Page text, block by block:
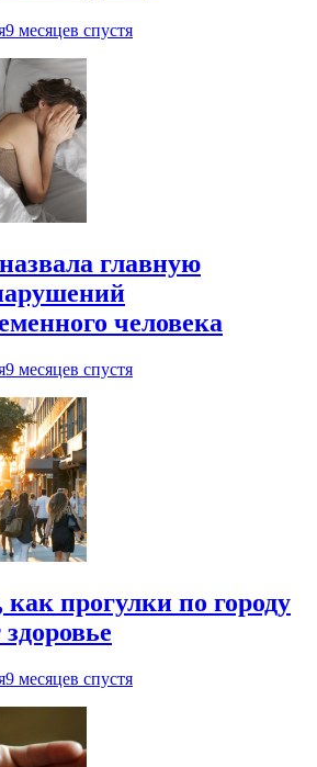
9 месяцев спустя
главную
человека
9 месяцев спустя
прогулки по городу
9 месяцев спустя